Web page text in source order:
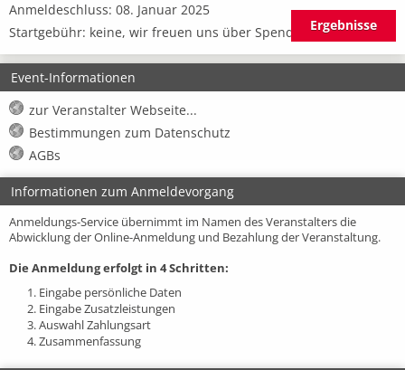
Anmeldeschluss: 08. Januar 2025
Startgebühr: keine, wir freuen uns über Spenden
Ergebnisse
Event-Informationen
zur Veranstalter Webseite...
Bestimmungen zum Datenschutz
AGBs
Informationen zum Anmeldevorgang
Anmeldungs-Service übernimmt im Namen des Veranstalters die
Abwicklung der Online-Anmeldung und Bezahlung der Veranstaltung.
Die Anmeldung erfolgt in 4 Schritten:
1. Eingabe persönliche Daten
2. Eingabe Zusatzleistungen
3. Auswahl Zahlungsart
4. Zusammenfassung